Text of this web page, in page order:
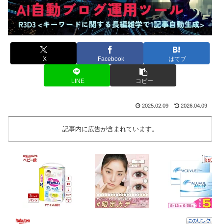
X Facebook はてブ
LINE コピー
2025.02.09 2026.04.09
記事内に広告が含まれています。